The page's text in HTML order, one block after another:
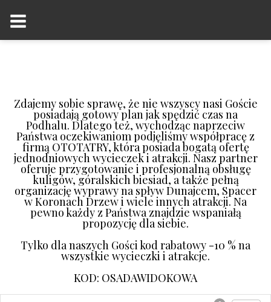
Zdajemy sobie sprawę, że nie wszyscy nasi Goście
posiadają gotowy plan jak spędzić czas na
Podhalu. Dlatego też, wychodząc naprzeciw
Państwa oczekiwaniom podjęliśmy współpracę z
firmą OTOTATRY, która posiada bogatą ofertę
jednodniowych wycieczek i atrakcji. Nasz partner
oferuje przygotowanie i profesjonalną obsługę
kuligów, góralskich biesiad, a także pełną
organizację wyprawy na spływ Dunajcem, Spacer
w Koronach Drzew i wiele innych atrakcji. Na
pewno każdy z Państwa znajdzie wspaniałą
propozycję dla siebie.
Tylko dla naszych Gości kod rabatowy -10 % na
wszystkie wycieczki i atrakcje.
KOD: OSADAWIDOKOWA